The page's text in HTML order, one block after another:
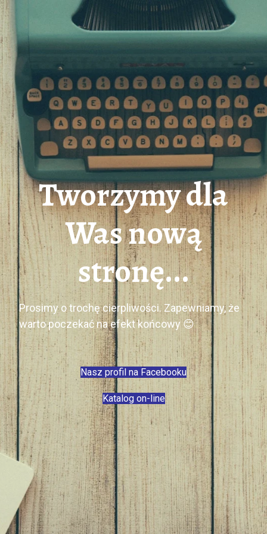
Tworzymy dla
Was nową
stronę...
Prosimy o trochę cierpliwości. Zapewniamy, że
warto poczekać na efekt końcowy 😊
Nasz profil na Facebooku
Katalog on-line